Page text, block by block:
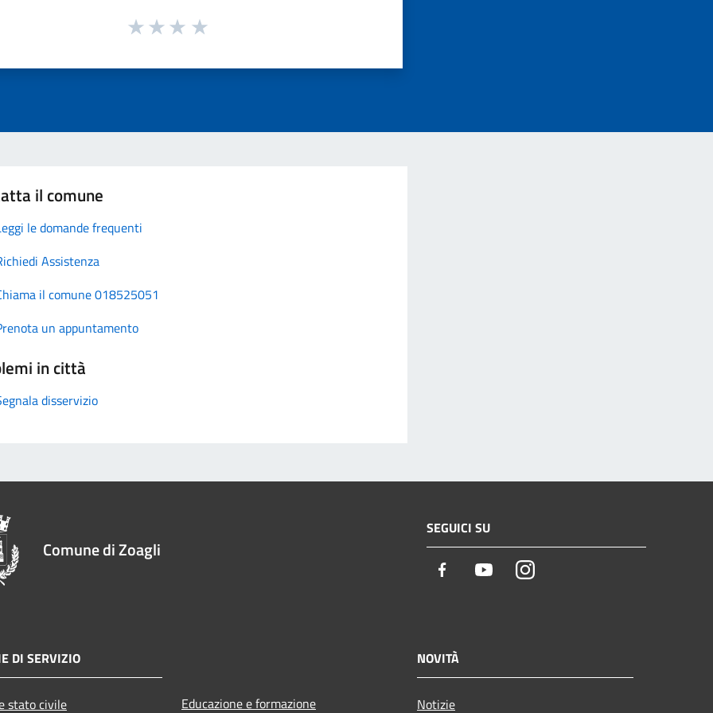
il comune
le domande frequenti
Assistenza
il comune 018525051
un appuntamento
in città
disservizio
Comune di Zoagli
SEGUICI SU
Facebook YoutubeInstagram
DI SERVIZIO
stato civile Educazione e formazione
NOVITÀ
Notizie